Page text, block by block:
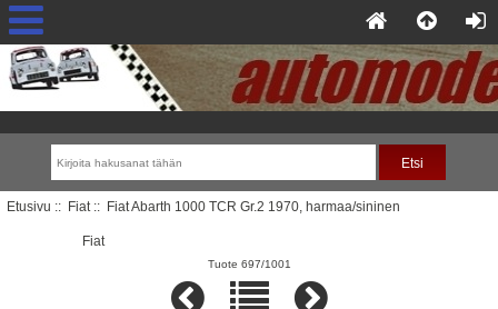
Etusivu :: Fiat:: Fiat Abarth 1000 TCR Gr.2 1970, harmaa/sininen
Fiat
Tuote 697/1001